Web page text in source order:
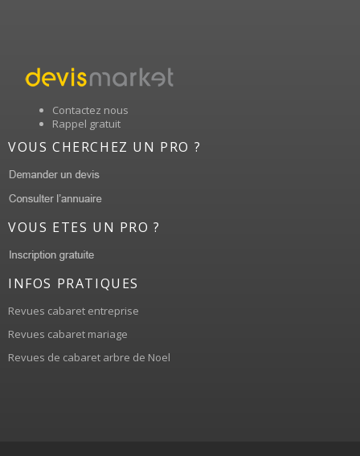
Contactez nous
Rappel gratuit
VOUS CHERCHEZ UN PRO ?
VOUS ETES UN PRO ?
INFOS PRATIQUES
Revues cabaret entreprise
Revues cabaret mariage
Revues de cabaret arbre de Noel